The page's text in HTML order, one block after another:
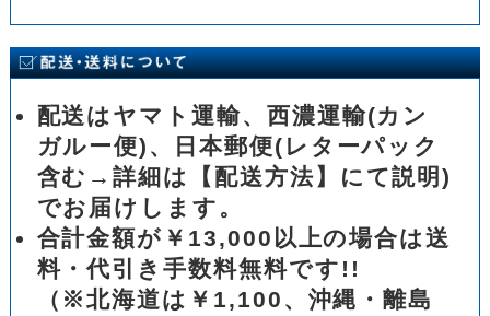
配送はヤマト運輸、西濃運輸(カン
ガルー便)、日本郵便(レターパック
含む→詳細は【配送方法】にて説明)
でお届けします。
合計金額が￥13,000以上の場合は送
料・代引き手数料無料です!!
（※北海道は￥1,100、沖縄・離島